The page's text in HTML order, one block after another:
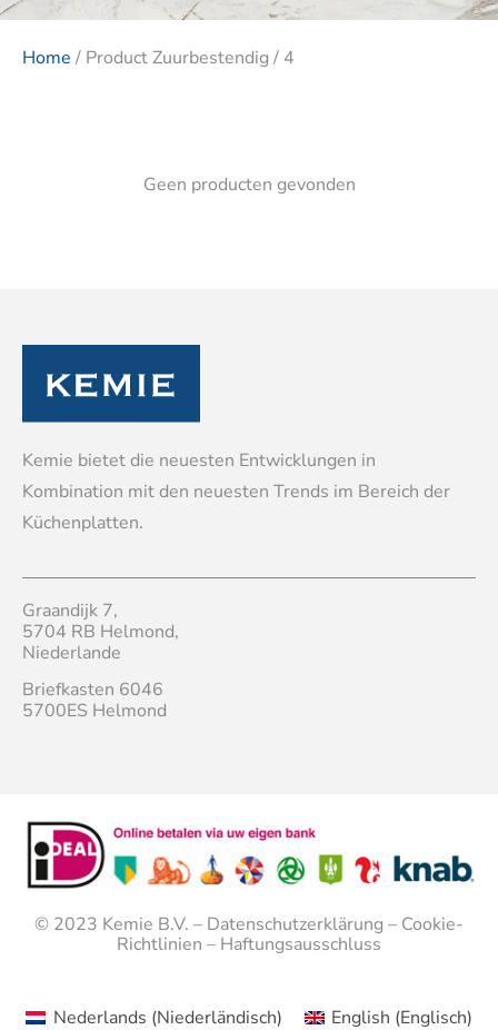
Home / Product Zuurbestendig / 4
Geen producten gevonden
Kemie bietet die neuesten Entwicklungen in
Kombination mit den neuesten Trends im Bereich der
Küchenplatten.
Graandijk 7,
5704 RB Helmond,
Niederlande
Briefkasten 6046
5700ES Helmond
© 2023 Kemie B.V. – Datenschutzerklärung – Cookie-
Richtlinien – Haftungsausschluss
Nederlands (Niederländisch) English (Englisch)